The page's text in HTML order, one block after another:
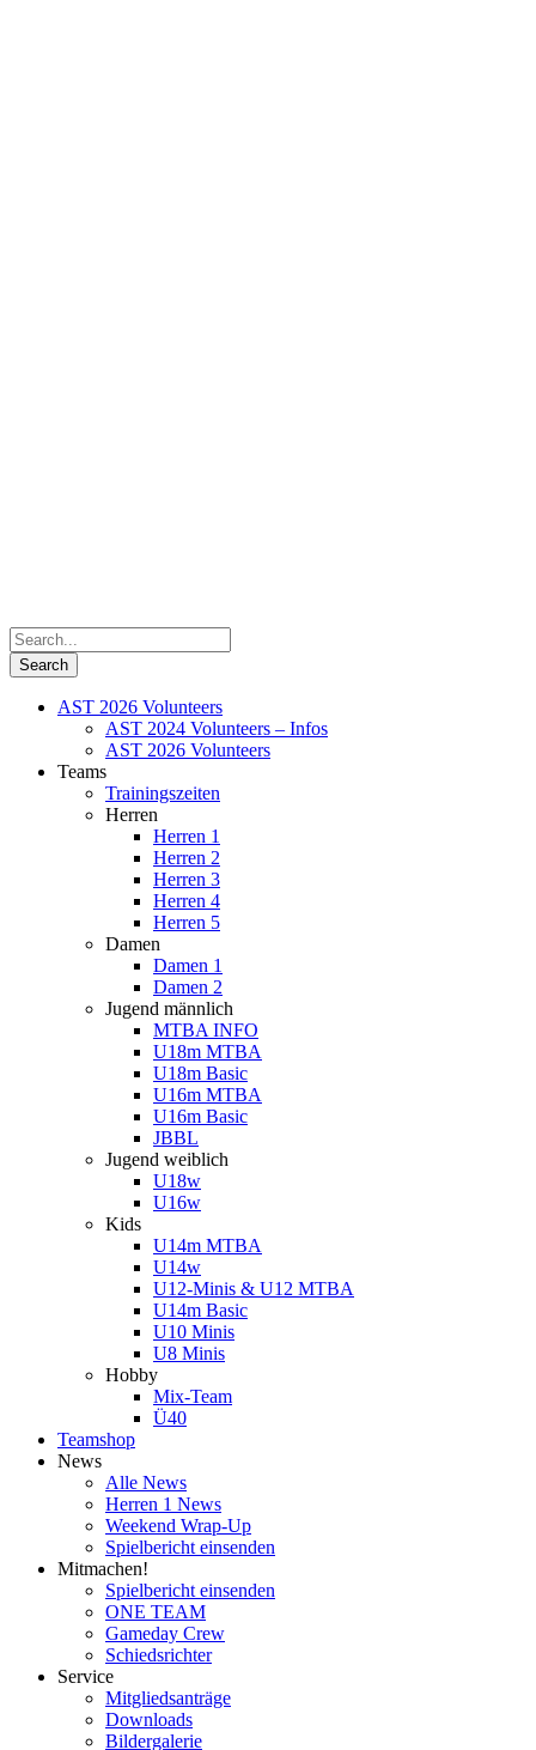
AST 2026 Volunteers
AST 2024 Volunteers – Infos
AST 2026 Volunteers
Teams
Trainingszeiten
Herren
Herren 1
Herren 2
Herren 3
Herren 4
Herren 5
Damen
Damen 1
Damen 2
Jugend männlich
MTBA INFO
U18m MTBA
U18m Basic
U16m MTBA
U16m Basic
JBBL
Jugend weiblich
U18w
U16w
Kids
U14m MTBA
U14w
U12-Minis & U12 MTBA
U14m Basic
U10 Minis
U8 Minis
Hobby
Mix-Team
Ü40
Teamshop
News
Alle News
Herren 1 News
Weekend Wrap-Up
Spielbericht einsenden
Mitmachen!
Spielbericht einsenden
ONE TEAM
Gameday Crew
Schiedsrichter
Service
Mitgliedsanträge
Downloads
Bildergalerie